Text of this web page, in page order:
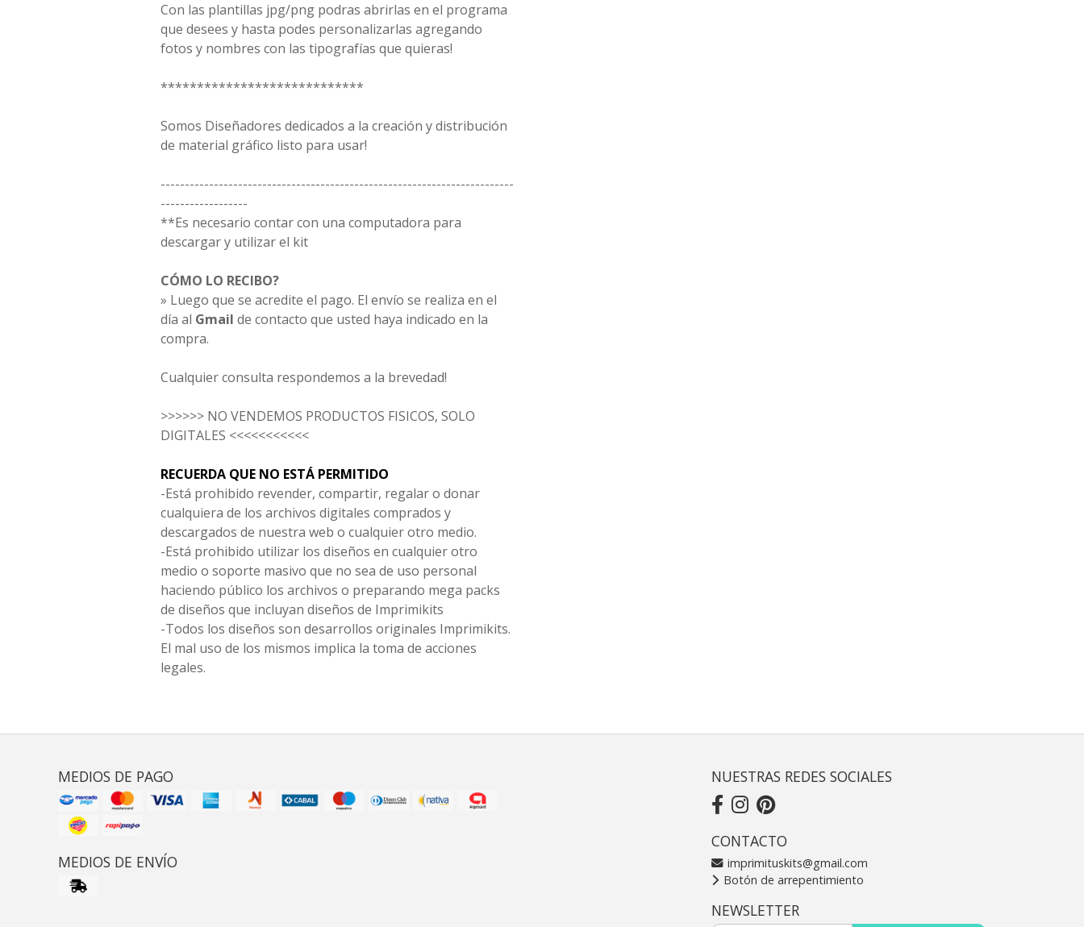
Con las plantillas jpg/png podras abrirlas en el programa
que desees y hasta podes personalizarlas agregando
fotos y nombres con las tipografías que quieras!
****************************
Somos Diseñadores dedicados a la creación y distribución
de material gráfico listo para usar!
-------------------------------------------------------------------------
------------------
**Es necesario contar con una computadora para
descargar y utilizar el kit
CÓMO LO RECIBO?
» Luego que se acredite el pago. El envío se realiza en el
día al Gmail de contacto que usted haya indicado en la
compra.
Cualquier consulta respondemos a la brevedad!
>>>>>> NO VENDEMOS PRODUCTOS FISICOS, SOLO
DIGITALES <<<<<<<<<<<
RECUERDA QUE NO ESTÁ PERMITIDO
-Está prohibido revender, compartir, regalar o donar
cualquiera de los archivos digitales comprados y
descargados de nuestra web o cualquier otro medio.
-Está prohibido utilizar los diseños en cualquier otro
medio o soporte masivo que no sea de uso personal
haciendo público los archivos o preparando mega packs
de diseños que incluyan diseños de Imprimikits
-Todos los diseños son desarrollos originales Imprimikits.
El mal uso de los mismos implica la toma de acciones
legales.
MEDIOS DE PAGO
MEDIOS DE ENVÍO
NUESTRAS REDES SOCIALES
CONTACTO
imprimituskits@gmail.com
Botón de arrepentimiento
NEWSLETTER